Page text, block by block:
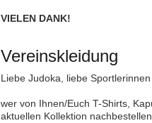
VIELEN DANK!
Vereinskleidung
Liebe Judoka, liebe
wer von Ihnen/Euch T-Shirts,
aktuellen Kollektion